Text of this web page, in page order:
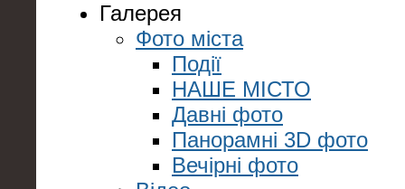
Галерея
Фото міста
Події
НАШЕ МІСТО
Давні фото
Панорамні 3D фото
Вечірні фото